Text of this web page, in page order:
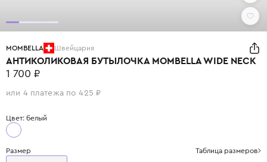
MOMBELLA Швейцария
АНТИКОЛИКОВАЯ БУТЫЛОЧКА MOMBELLA WIDE NECK
1 700 ₽
или 4 платежа по 425 ₽
Цвет: белый
Размер Таблица размеров